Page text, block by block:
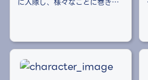
を移植し半人半蠢煙となる。
母はリタのように明るく優しい
性格であり、人類最強と謳われ